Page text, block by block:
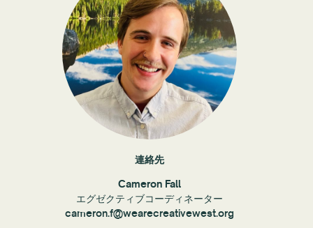
連絡先
Cameron Fall
エグゼクティブコーディネーター
cameron.f@wearecreativewest.org